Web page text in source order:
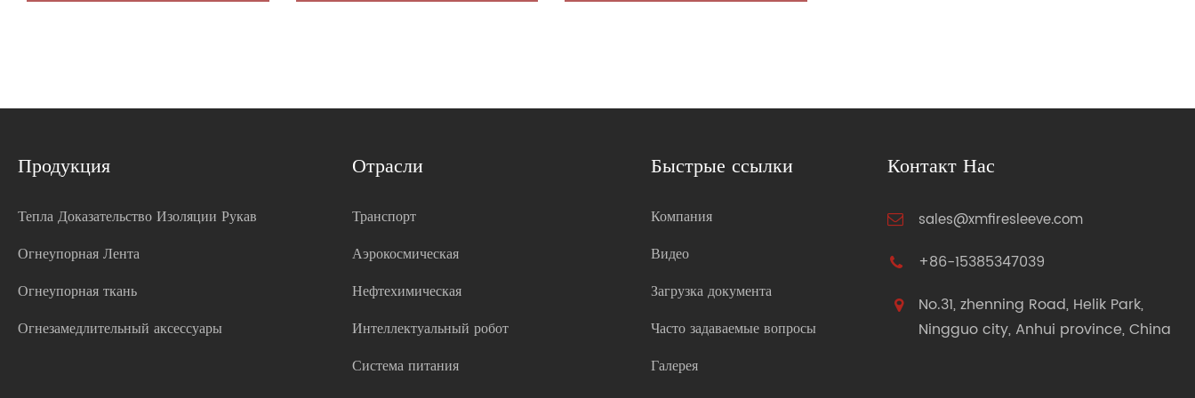
Продукция
Тепла Доказательство Изоляции Рукав
Огнеупорная Лента
Огнеупорная ткань
Огнезамедлительный аксессуары
Отрасли
Транспорт
Аэрокосмическая
Нефтехимическая
Интеллектуальный робот
Система питания
Быстрые ссылки
Компания
Видео
Загрузка документа
Часто задаваемые вопросы
Галерея
Контакт Нас
sales@xmfiresleeve.com
+86-15385347039
No.31, zhenning Road, Helik Park,
Ningguo city, Anhui province, China